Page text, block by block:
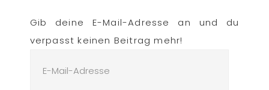
Gib deine E-Mail-Adresse an und du
verpasst keinen Beitrag mehr!
Mail-